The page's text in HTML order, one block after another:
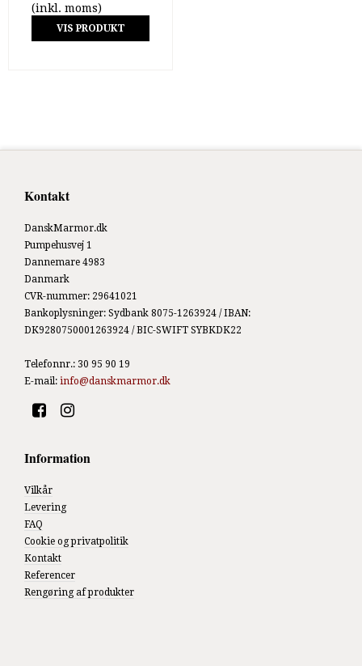
(inkl. moms)
VIS PRODUKT
Kontakt
DanskMarmor.dk
Pumpehusvej 1
Dannemare 4983
Danmark
CVR-nummer: 29641021
Bankoplysninger: Sydbank 8075-1263924 / IBAN:
DK9280750001263924 / BIC-SWIFT SYBKDK22
Telefonnr.: 30 95 90 19
E-mail : info@danskmarmor.dk
Information
Vilkår
Levering
FAQ
Cookie og privatpolitik
Kontakt
Referencer
Rengøring af produkter